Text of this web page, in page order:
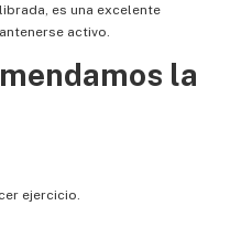
es una excelente
activo.
la
ejercicio.